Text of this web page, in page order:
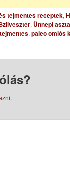
tejmentes receptek,
, Ünnepi
, paleo omlós
.